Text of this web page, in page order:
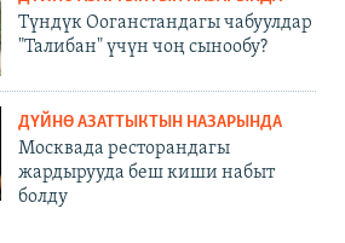
Түндүк Ооганстандагы чабуулдар
"Талибан" үчүн чоң сынообу?
ДҮЙНӨ АЗАТТЫКТЫН НАЗАРЫНДА
Москвада ресторандагы
жардырууда беш киши набыт
болду